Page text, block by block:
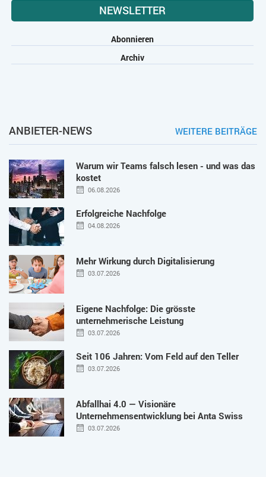
NEWSLETTER
Abonnieren
Archiv
ANBIETER-NEWS WEITERE BEITRÄGE
Warum wir Teams falsch lesen - und was das
kostet
06.08.2026
Erfolgreiche Nachfolge
04.08.2026
Mehr Wirkung durch Digitalisierung
03.07.2026
Eigene Nachfolge: Die grösste
unternehmerische Leistung
03.07.2026
Seit 106 Jahren: Vom Feld auf den Teller
03.07.2026
Abfallhai 4.0 — Visionäre
Unternehmensentwicklung bei Anta Swiss
03.07.2026